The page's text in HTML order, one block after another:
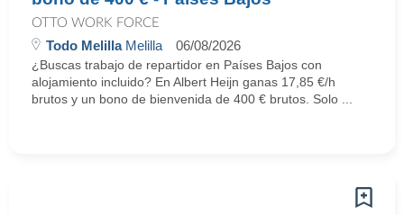
OTTO WORK FORCE
Todo MelillaMelilla 06/08/2026
¿Buscas trabajo de repartidor en Países Bajos con
alojamiento incluido? En Albert Heijn ganas 17,85 €/h
brutos y un bono de bienvenida de 400 € brutos. Solo ...